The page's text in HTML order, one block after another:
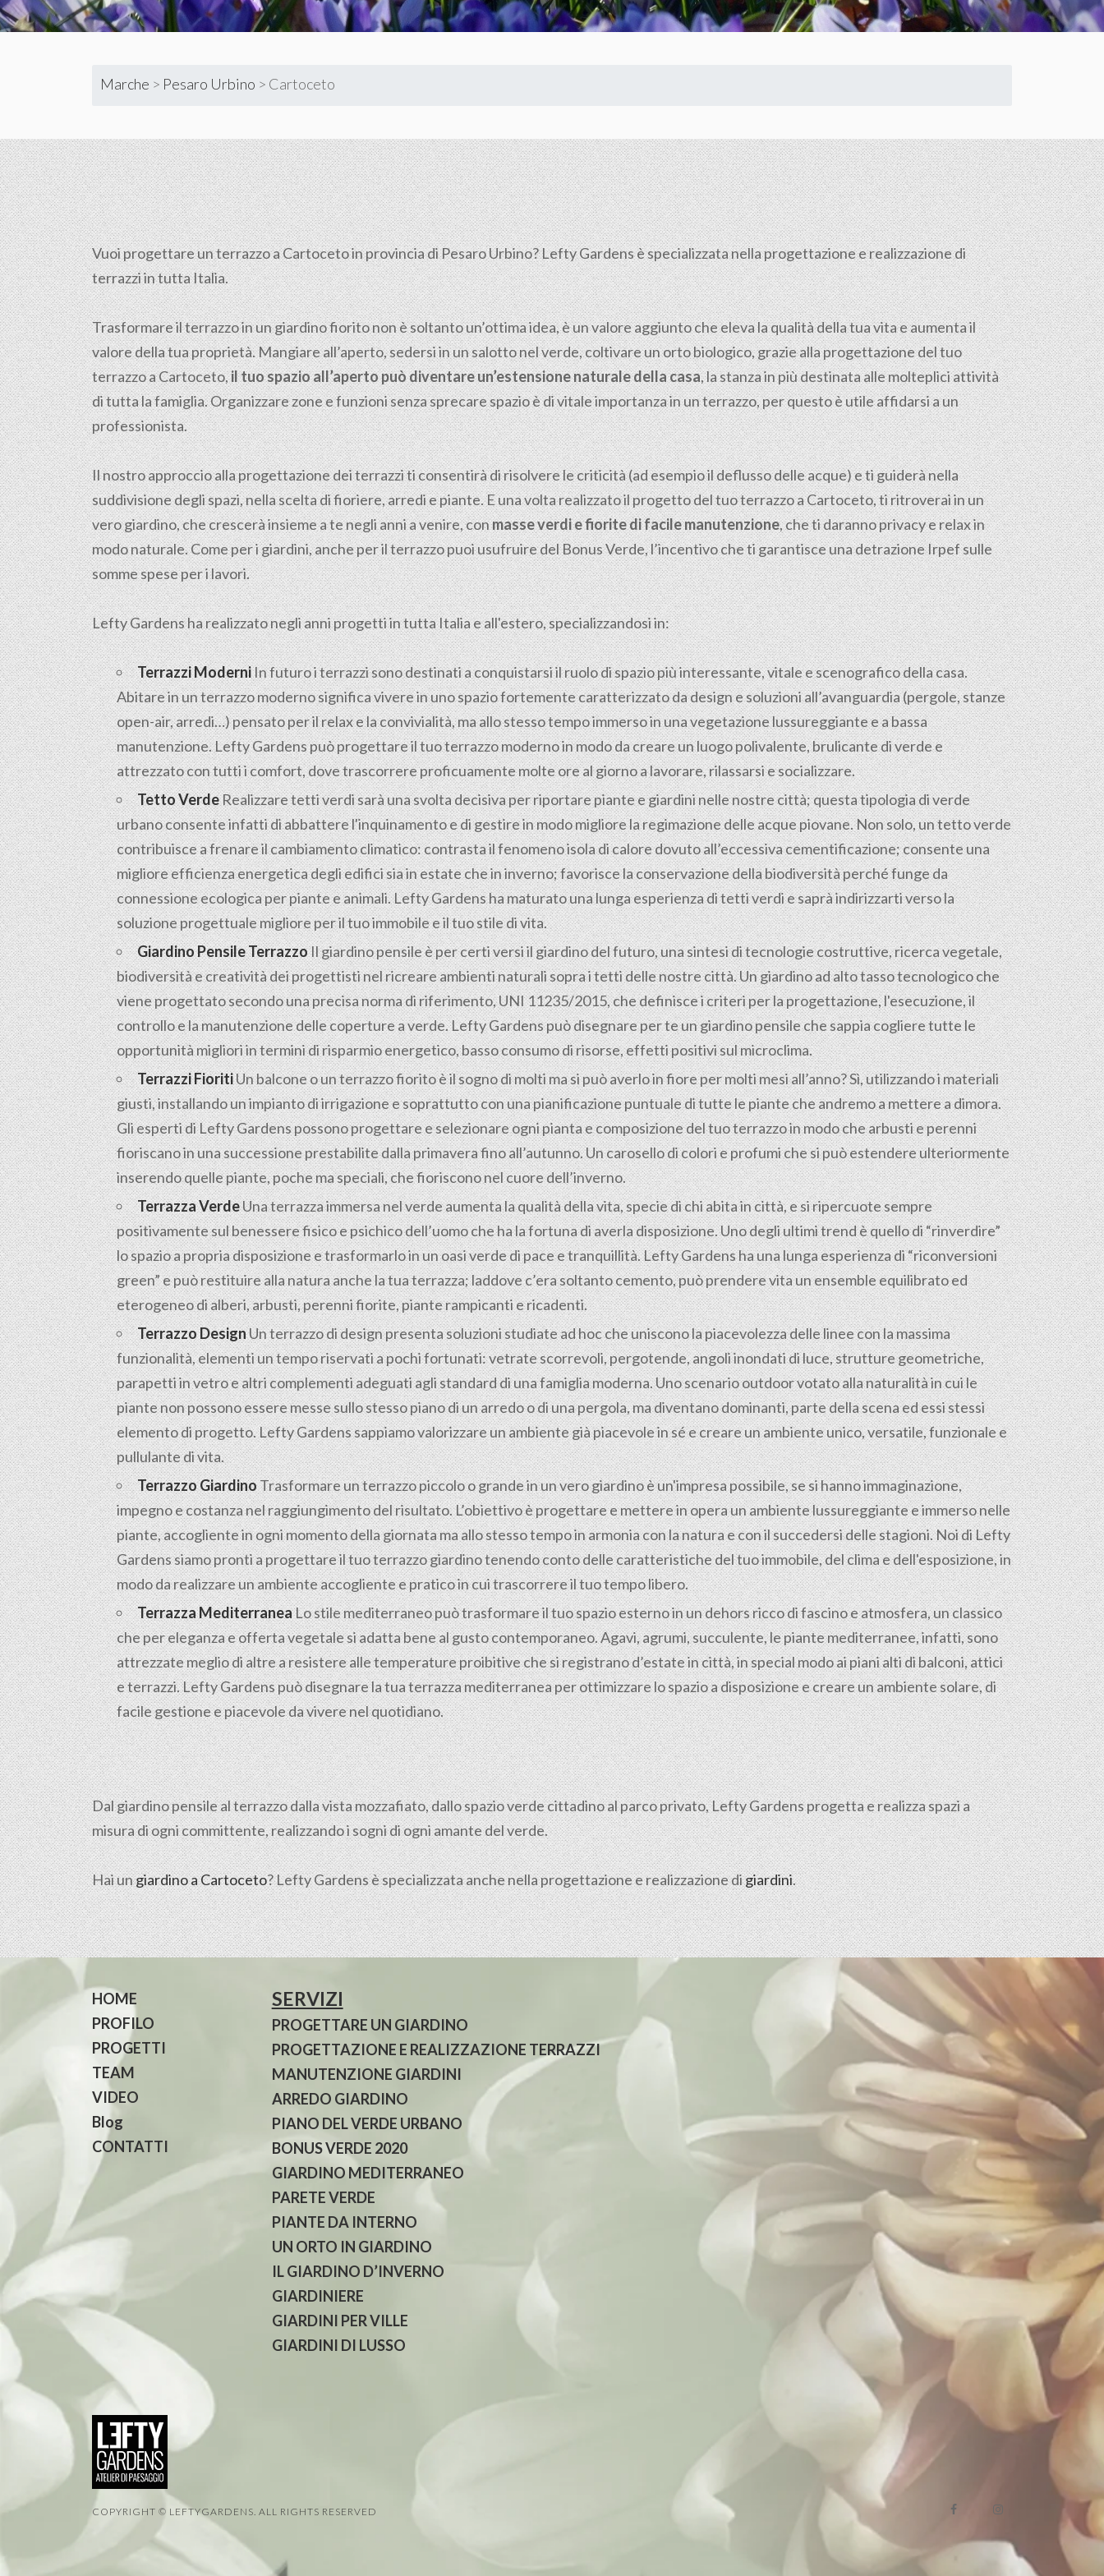
Marche > Pesaro Urbino > Cartoceto
Vuoi progettare un terrazzo a Cartoceto in provincia di Pesaro Urbino? Lefty Gardens è specializzata nella progettazione e realizzazione di
terrazzi in tutta Italia.
Trasformare il terrazzo in un giardino fiorito non è soltanto un’ottima idea, è un valore aggiunto che eleva la qualità della tua vita e aumenta il
valore della tua proprietà. Mangiare all’aperto, sedersi in un salotto nel verde, coltivare un orto biologico, grazie alla progettazione del tuo
terrazzo a Cartoceto,il tuo spazio all’aperto può diventare un’estensione naturale della casa, la stanza in più destinata alle molteplici attività
di tutta la famiglia. Organizzare zone e funzioni senza sprecare spazio è di vitale importanza in un terrazzo, per questo è utile affidarsi a un
professionista.
Il nostro approccio alla progettazione dei terrazzi ti consentirà di risolvere le criticità (ad esempio il deflusso delle acque) e ti guiderà nella
suddivisione degli spazi, nella scelta di fioriere, arredi e piante. E una volta realizzato il progetto del tuo terrazzo a Cartoceto, ti ritroverai in un
vero giardino, che crescerà insieme a te negli anni a venire, conmasse verdi e fiorite di facile manutenzione, che ti daranno privacy e relax in
modo naturale. Come per i giardini, anche per il terrazzo puoi usufruire del Bonus Verde, l’incentivo che ti garantisce una detrazione Irpef sulle
somme spese per i lavori.
Lefty Gardens ha realizzato negli anni progetti in tutta Italia e all'estero, specializzandosi in:
Terrazzi ModerniIn futuro i terrazzi sono destinati a conquistarsi il ruolo di spazio più interessante, vitale e scenografico della casa.
Abitare in un terrazzo moderno significa vivere in uno spazio fortemente caratterizzato da design e soluzioni all’avanguardia (pergole, stanze
open-air, arredi…) pensato per il relax e la convivialità, ma allo stesso tempo immerso in una vegetazione lussureggiante e a bassa
manutenzione. Lefty Gardens può progettare il tuo terrazzo moderno in modo da creare un luogo polivalente, brulicante di verde e
attrezzato con tutti i comfort, dove trascorrere proficuamente molte ore al giorno a lavorare, rilassarsi e socializzare.
Tetto VerdeRealizzare tetti verdi sarà una svolta decisiva per riportare piante e giardini nelle nostre città; questa tipologia di verde
urbano consente infatti di abbattere l'inquinamento e di gestire in modo migliore la regimazione delle acque piovane. Non solo, un tetto verde
contribuisce a frenare il cambiamento climatico: contrasta il fenomeno isola di calore dovuto all’eccessiva cementificazione; consente una
migliore efficienza energetica degli edifici sia in estate che in inverno; favorisce la conservazione della biodiversità perché funge da
connessione ecologica per piante e animali. Lefty Gardens ha maturato una lunga esperienza di tetti verdi e saprà indirizzarti verso la
soluzione progettuale migliore per il tuo immobile e il tuo stile di vita.
Giardino Pensile TerrazzoIl giardino pensile è per certi versi il giardino del futuro, una sintesi di tecnologie costruttive, ricerca vegetale,
biodiversità e creatività dei progettisti nel ricreare ambienti naturali sopra i tetti delle nostre città. Un giardino ad alto tasso tecnologico che
viene progettato secondo una precisa norma di riferimento, UNI 11235/2015, che definisce i criteri per la progettazione, l'esecuzione, il
controllo e la manutenzione delle coperture a verde. Lefty Gardens può disegnare per te un giardino pensile che sappia cogliere tutte le
opportunità migliori in termini di risparmio energetico, basso consumo di risorse, effetti positivi sul microclima.
Terrazzi FioritiUn balcone o un terrazzo fiorito è il sogno di molti ma si può averlo in fiore per molti mesi all’anno? Sì, utilizzando i materiali
giusti, installando un impianto di irrigazione e soprattutto con una pianificazione puntuale di tutte le piante che andremo a mettere a dimora.
Gli esperti di Lefty Gardens possono progettare e selezionare ogni pianta e composizione del tuo terrazzo in modo che arbusti e perenni
fioriscano in una successione prestabilite dalla primavera fino all’autunno. Un carosello di colori e profumi che si può estendere ulteriormente
inserendo quelle piante, poche ma speciali, che fioriscono nel cuore dell’inverno.
Terrazza VerdeUna terrazza immersa nel verde aumenta la qualità della vita, specie di chi abita in città, e si ripercuote sempre
positivamente sul benessere fisico e psichico dell’uomo che ha la fortuna di averla disposizione. Uno degli ultimi trend è quello di “rinverdire”
lo spazio a propria disposizione e trasformarlo in un oasi verde di pace e tranquillità. Lefty Gardens ha una lunga esperienza di “riconversioni
green” e può restituire alla natura anche la tua terrazza; laddove c’era soltanto cemento, può prendere vita un ensemble equilibrato ed
eterogeneo di alberi, arbusti, perenni fiorite, piante rampicanti e ricadenti.
Terrazzo DesignUn terrazzo di design presenta soluzioni studiate ad hoc che uniscono la piacevolezza delle linee con la massima
funzionalità, elementi un tempo riservati a pochi fortunati: vetrate scorrevoli, pergotende, angoli inondati di luce, strutture geometriche,
parapetti in vetro e altri complementi adeguati agli standard di una famiglia moderna. Uno scenario outdoor votato alla naturalità in cui le
piante non possono essere messe sullo stesso piano di un arredo o di una pergola, ma diventano dominanti, parte della scena ed essi stessi
elemento di progetto. Lefty Gardens sappiamo valorizzare un ambiente già piacevole in sé e creare un ambiente unico, versatile, funzionale e
pullulante di vita.
Terrazzo GiardinoTrasformare un terrazzo piccolo o grande in un vero giardino è un'impresa possibile, se si hanno immaginazione,
impegno e costanza nel raggiungimento del risultato. L’obiettivo è progettare e mettere in opera un ambiente lussureggiante e immerso nelle
piante, accogliente in ogni momento della giornata ma allo stesso tempo in armonia con la natura e con il succedersi delle stagioni. Noi di Lefty
Gardens siamo pronti a progettare il tuo terrazzo giardino tenendo conto delle caratteristiche del tuo immobile, del clima e dell'esposizione, in
modo da realizzare un ambiente accogliente e pratico in cui trascorrere il tuo tempo libero.
Terrazza MediterraneaLo stile mediterraneo può trasformare il tuo spazio esterno in un dehors ricco di fascino e atmosfera, un classico
che per eleganza e offerta vegetale si adatta bene al gusto contemporaneo. Agavi, agrumi, succulente, le piante mediterranee, infatti, sono
attrezzate meglio di altre a resistere alle temperature proibitive che si registrano d’estate in città, in special modo ai piani alti di balconi, attici
e terrazzi. Lefty Gardens può disegnare la tua terrazza mediterranea per ottimizzare lo spazio a disposizione e creare un ambiente solare, di
facile gestione e piacevole da vivere nel quotidiano.
Dal giardino pensile al terrazzo dalla vista mozzafiato, dallo spazio verde cittadino al parco privato, Lefty Gardens progetta e realizza spazi a
misura di ogni committente, realizzando i sogni di ogni amante del verde.
Hai ungiardino a Cartoceto? Lefty Gardens è specializzata anche nella progettazione e realizzazione digiardini.
HOME
PROFILO
PROGETTI
TEAM
VIDEO
Blog
CONTATTI
SERVIZI
PROGETTARE UN GIARDINO
PROGETTAZIONE E REALIZZAZIONE TERRAZZI
MANUTENZIONE GIARDINI
ARREDO GIARDINO
PIANO DEL VERDE URBANO
BONUS VERDE 2020
GIARDINO MEDITERRANEO
PARETE VERDE
PIANTE DA INTERNO
UN ORTO IN GIARDINO
IL GIARDINO D’INVERNO
GIARDINIERE
GIARDINI PER VILLE
GIARDINI DI LUSSO
COPYRIGHT © LEFTYGARDENS. ALL RIGHTS RESERVED